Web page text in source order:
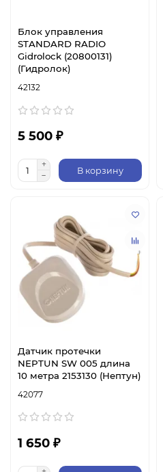
Блок управления
STANDARD RADIO
Gidrolock (20800131)
(Гидролок)
42132
5 500 ₽
В корзину
Датчик протечки
NEPTUN SW 005 длина
10 метра 2153130 (Нептун)
42077
1 650 ₽